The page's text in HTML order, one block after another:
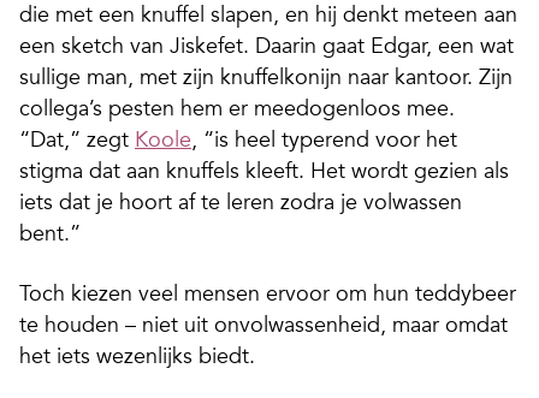
die met een knuffel slapen, en hij denkt meteen aan
een sketch van Jiskefet. Daarin gaat Edgar, een wat
sullige man, met zijn knuffelkonijn naar kantoor. Zijn
collega’s pesten hem er meedogenloos mee.
“Dat,” zegt Koole, “is heel typerend voor het
stigma dat aan knuffels kleeft. Het wordt gezien als
iets dat je hoort af te leren zodra je volwassen
bent.”
Toch kiezen veel mensen ervoor om hun teddybeer
te houden – niet uit onvolwassenheid, maar omdat
het iets wezenlijks biedt.